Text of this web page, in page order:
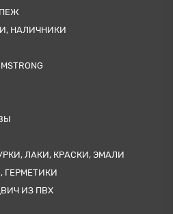
НАЛИЧНИКИ
ЛАКИ, КРАСКИ, ЭМАЛИ
ГЕРМЕТИКИ
ИЗ ПВХ